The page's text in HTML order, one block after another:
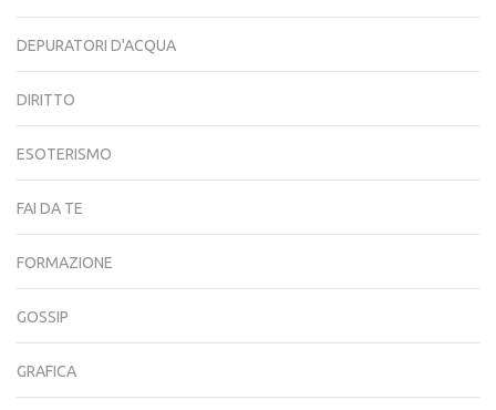
DEPURATORI D'ACQUA
DIRITTO
ESOTERISMO
FAI DA TE
FORMAZIONE
GOSSIP
GRAFICA